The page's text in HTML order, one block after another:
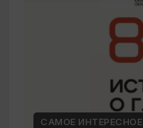
САМОЕ ИНТЕРЕСНОЕ